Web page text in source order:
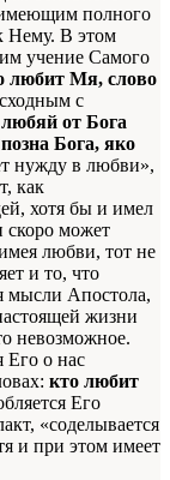
полного
Нему. В этом
учение Самого
любит Мя, слово
с
от Бога
Бога, яко
нужду в любви»,
как
хотя бы и имел
скоро может
любви, тот не
и то, что
мысли Апостола,
жизни
невозможное.
Его о нас
кто любит
Его
«соделывается
и при этом имеет